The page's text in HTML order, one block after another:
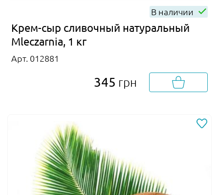
В наличии
Крем-сыр сливочный натуральный
Mleczarnia, 1 кг
Арт. 012881
345 грн